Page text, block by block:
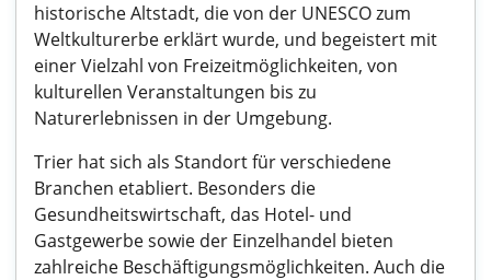
historische Altstadt, die von der UNESCO zum
Weltkulturerbe erklärt wurde, und begeistert mit
einer Vielzahl von Freizeitmöglichkeiten, von
kulturellen Veranstaltungen bis zu
Naturerlebnissen in der Umgebung.
Trier hat sich als Standort für verschiedene
Branchen etabliert. Besonders die
Gesundheitswirtschaft, das Hotel- und
Gastgewerbe sowie der Einzelhandel bieten
zahlreiche Beschäftigungsmöglichkeiten. Auch die